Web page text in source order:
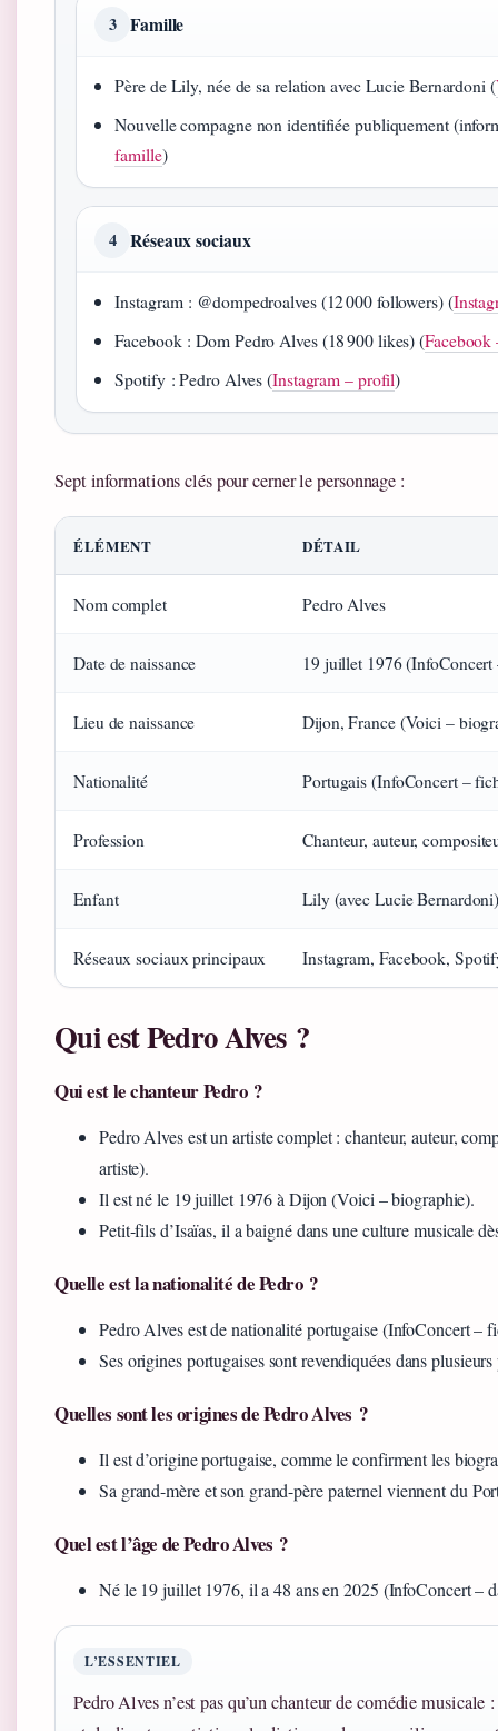
3 Famille
Père de Lily, née de sa relation avec Lucie Bernardoni (
Nouvelle compagne non identifiée publiquement
famille)
4 Réseaux sociaux
Instagram : @dompedroalves (12 000 followers) (
Facebook : Dom Pedro Alves (18 900 likes) (Facebook
Spotify : Pedro Alves (Instagram – profil)
Sept informations clés pour cerner le personnage :
ÉLÉMENT DÉTAIL
Nom complet Pedro Alves
Date de naissance 19 juillet 1976 (InfoConcert
Lieu de naissance Dijon, France (Voici –
Nationalité Portugais (InfoConcert –
Profession Chanteur, auteur,
Enfant Lily (avec Lucie
Réseaux sociaux principaux Instagram, Facebook,
Qui est Pedro Alves ?
Qui est le chanteur Pedro ?
Pedro Alves est un artiste complet : chanteur, auteur,
artiste).
Il est né le 19 juillet 1976 à Dijon (Voici – biographie).
Petit-fils d’Isaïas, il a baigné dans une culture musicale
Quelle est la nationalité de Pedro ?
Pedro Alves est de nationalité portugaise (InfoConcert –
Ses origines portugaises sont revendiquées dans
Quelles sont les origines de Pedro Alves ?
Il est d’origine portugaise, comme le confirment les
Sa grand-mère et son grand-père paternel viennent du
Quel est l’âge de Pedro Alves ?
Né le 19 juillet 1976, il a 48 ans en 2025 (InfoConcert –
L’ESSENTIEL
Pedro Alves n’est pas qu’un chanteur de comédie musicale